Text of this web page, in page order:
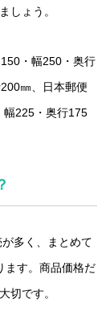
しょう。
・幅250・奥行
㎜、日本郵便
幅225・奥行175
多く、まとめて
ます。商品価格だ
切です。